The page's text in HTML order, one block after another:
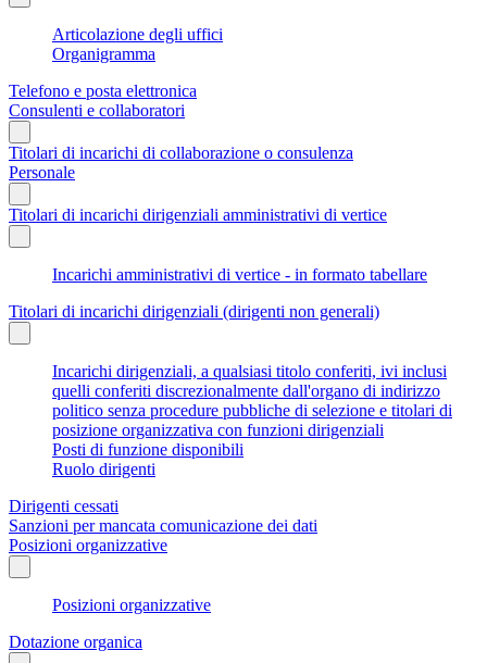
Articolazione degli uffici
Organigramma
Telefono e posta elettronica
Consulenti e collaboratori
Titolari di incarichi di collaborazione o consulenza
Personale
Titolari di incarichi dirigenziali amministrativi di vertice
Incarichi amministrativi di vertice - in formato tabellare
Titolari di incarichi dirigenziali (dirigenti non generali)
Incarichi dirigenziali, a qualsiasi titolo conferiti, ivi inclusi
quelli conferiti discrezionalmente dall'organo di indirizzo
politico senza procedure pubbliche di selezione e titolari di
posizione organizzativa con funzioni dirigenziali
Posti di funzione disponibili
Ruolo dirigenti
Dirigenti cessati
Sanzioni per mancata comunicazione dei dati
Posizioni organizzative
Posizioni organizzative
Dotazione organica